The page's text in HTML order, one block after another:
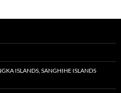
ISLANDS, SANGHIHE ISLANDS